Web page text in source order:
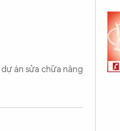
án sửa chữa nâng